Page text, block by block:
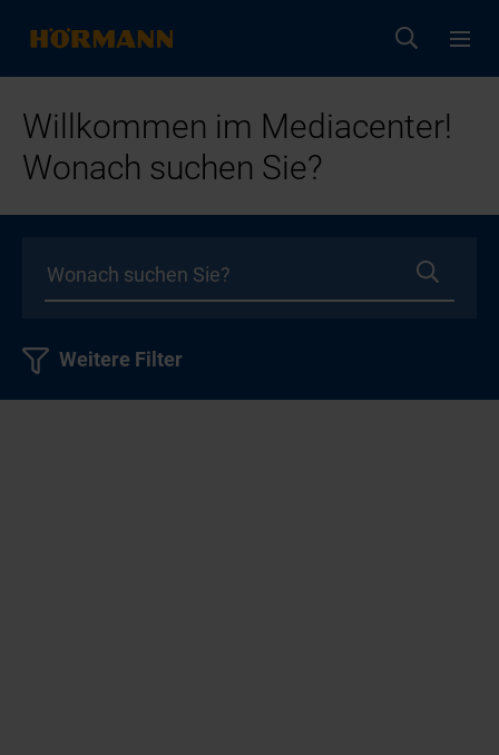
Willkommen im Mediacenter!
Wonach suchen Sie?
Weitere Filter